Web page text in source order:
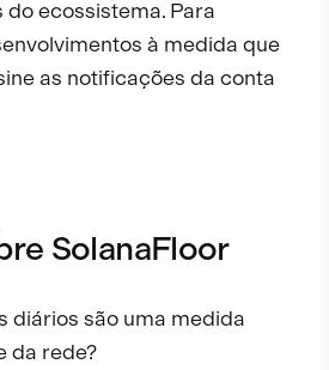
ecossistema. Para
à medida que
as notificações da conta
SolanaFloor
diários são uma medida
da rede?